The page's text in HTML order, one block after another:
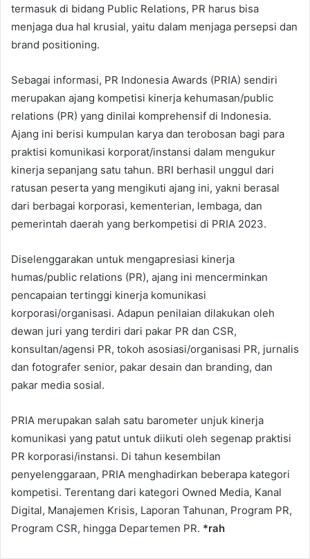
termasuk di bidang Public Relations, PR harus bisa
menjaga dua hal krusial, yaitu dalam menjaga persepsi dan
brand positioning.
Sebagai informasi, PR Indonesia Awards (PRIA) sendiri
merupakan ajang kompetisi kinerja kehumasan/public
relations (PR) yang dinilai komprehensif di Indonesia.
Ajang ini berisi kumpulan karya dan terobosan bagi para
praktisi komunikasi korporat/instansi dalam mengukur
kinerja sepanjang satu tahun. BRI berhasil unggul dari
ratusan peserta yang mengikuti ajang ini, yakni berasal
dari berbagai korporasi, kementerian, lembaga, dan
pemerintah daerah yang berkompetisi di PRIA 2023.
Diselenggarakan untuk mengapresiasi kinerja
humas/public relations (PR), ajang ini mencerminkan
pencapaian tertinggi kinerja komunikasi
korporasi/organisasi. Adapun penilaian dilakukan oleh
dewan juri yang terdiri dari pakar PR dan CSR,
konsultan/agensi PR, tokoh asosiasi/organisasi PR, jurnalis
dan fotografer senior, pakar desain dan branding, dan
pakar media sosial.
PRIA merupakan salah satu barometer unjuk kinerja
komunikasi yang patut untuk diikuti oleh segenap praktisi
PR korporasi/instansi. Di tahun kesembilan
penyelenggaraan, PRIA menghadirkan beberapa kategori
kompetisi. Terentang dari kategori Owned Media, Kanal
Digital, Manajemen Krisis, Laporan Tahunan, Program PR,
Program CSR, hingga Departemen PR. *rah